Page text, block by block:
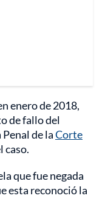
enero de 2018,
de fallo del
de laCorte
caso.
que fue negada
esta reconoció la